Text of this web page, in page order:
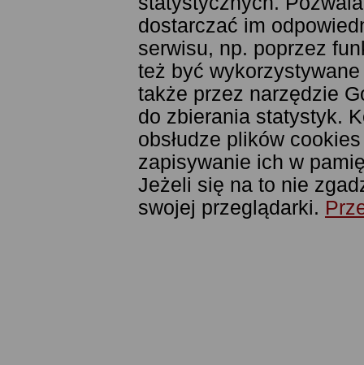
dostarczać im
serwisu, np. poprzez
też być
także przez narzędzie
do zbierania statystyk.
obsłudze plików
zapisywanie ich w
Jeżeli się na to nie
swojej przeglądarki.